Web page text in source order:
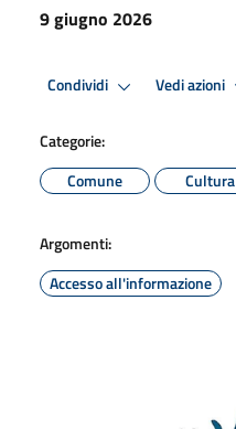
9 giugno 2026
Condividi Vedi azioni
Categorie:
Comune
Cultura
Argomenti:
Accesso all'informazione